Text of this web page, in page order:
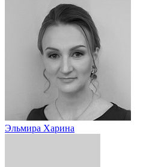
Эльмира Харина